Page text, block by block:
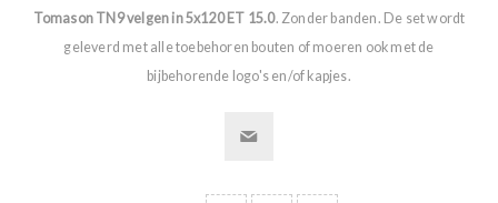
Tomason TN9 velgen in 5x120 ET 15.0. Zonder banden. De set wordt
geleverd met alle toebehoren bouten of moeren ook met de
bijbehorende logo's en/of kapjes.